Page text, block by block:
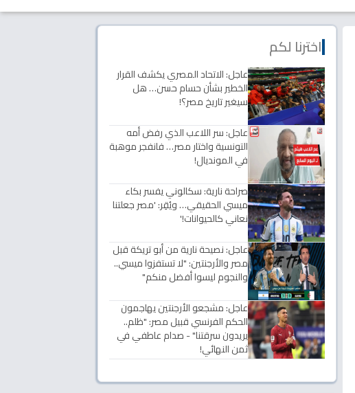
اخترنا لكم
عاجل: الاتحاد المصري يكشف القرار
الخطير بشأن حسام حسن… هل
سيغير تاريخ مصر؟!
عاجل: سر اللاعب الذي رفض أمه
التونسية واختار مصر… فانفجر موهبة
في المونديال!
صراحة نارية: سكالوني يفسر بكاء
ميسي الحقيقي… ويُقِر: 'مصر جعلتنا
نعاني كالحيوانات!'
عاجل: نصيحة نارية من أبو تريكة قبل
مصر والأرجنتين: "لا تستفزوا ميسي..
والنجوم ليسوا أفضل منكم"
عاجل: مشجعو الأرجنتين يهاجمون
الحكم الفرنسي قبيل مصر: "ظلم..
يريدون سرقتنا" - صدام عاطفي في
ثمن النهائي!